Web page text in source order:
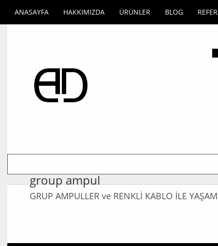
ANASAYFA HAKKIMIZDA ÜRÜNLER BLOG
group ampul
GRUP AMPULLER ve RENKLİ KABLO İLE